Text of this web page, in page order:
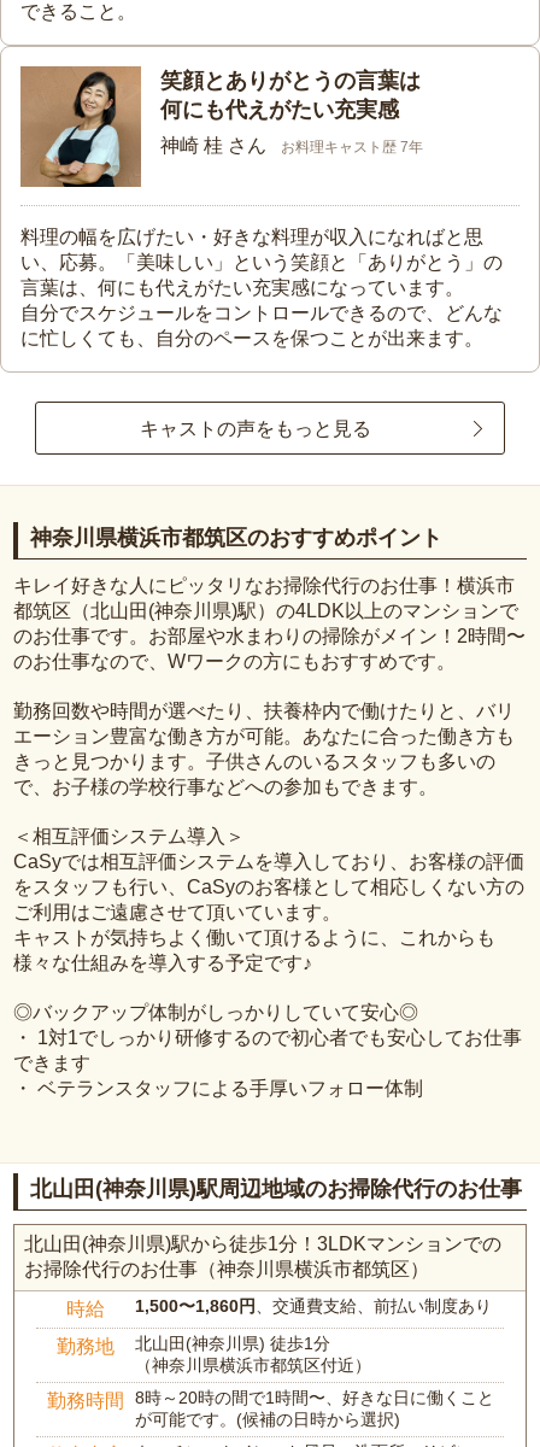
できること。
笑顔とありがとうの言葉は
何にも代えがたい充実感
神崎 桂 さん お料理キャスト歴 7年
料理の幅を広げたい・好きな料理が収入になればと思
い、応募。「美味しい」という笑顔と「ありがとう」の
言葉は、何にも代えがたい充実感になっています。
自分でスケジュールをコントロールできるので、どんな
に忙しくても、自分のペースを保つことが出来ます。
キャストの声をもっと見る
神奈川県横浜市都筑区のおすすめポイント
キレイ好きな人にピッタリなお掃除代行のお仕事！横浜市
都筑区（北山田(神奈川県)駅）の4LDK以上のマンションで
のお仕事です。お部屋や水まわりの掃除がメイン！2時間〜
のお仕事なので、Wワークの方にもおすすめです。
勤務回数や時間が選べたり、扶養枠内で働けたりと、バリ
エーション豊富な働き方が可能。あなたに合った働き方も
きっと見つかります。子供さんのいるスタッフも多いの
で、お子様の学校行事などへの参加もできます。
＜相互評価システム導入＞
CaSyでは相互評価システムを導入しており、お客様の評価
をスタッフも行い、CaSyのお客様として相応しくない方の
ご利用はご遠慮させて頂いています。
キャストが気持ちよく働いて頂けるように、これからも
様々な仕組みを導入する予定です♪
◎バックアップ体制がしっかりしていて安心◎
・ 1対1でしっかり研修するので初心者でも安心してお仕事
できます
・ ベテランスタッフによる手厚いフォロー体制
北山田(神奈川県)駅周辺地域のお掃除代行のお仕事
北山田(神奈川県)駅から徒歩1分！3LDKマンションでの
お掃除代行のお仕事（神奈川県横浜市都筑区）
時給 1,500〜1,860円、交通費支給、前払い制度あり
勤務地
北山田(神奈川県) 徒歩1分
（神奈川県横浜市都筑区付近）
勤務時間
8時～20時の間で1時間〜、好きな日に働くこと
が可能です。(候補の日時から選択)